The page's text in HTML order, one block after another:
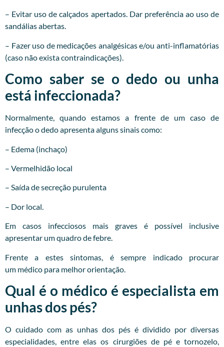
– Evitar uso de calçados apertados. Dar preferência ao uso de
sandálias abertas.
– Fazer uso de medicações analgésicas e/ou anti-inflamatórias
(caso não exista contraindicações).
Como saber se o dedo ou unha
está infeccionada?
Normalmente, quando estamos a frente de um caso de
infecção o dedo apresenta alguns sinais como:
– Edema (inchaço)
– Vermelhidão local
– Saída de secreção purulenta
– Dor local.
Em casos infecciosos mais graves é possível inclusive
apresentar um quadro de febre.
Frente a estes sintomas, é sempre indicado procurar
um médico para melhor orientação.
Qual é o médico é especialista em
unhas dos pés?
O cuidado com as unhas dos pés é dividido por diversas
especialidades, entre elas os cirurgiões de pé e tornozelo,